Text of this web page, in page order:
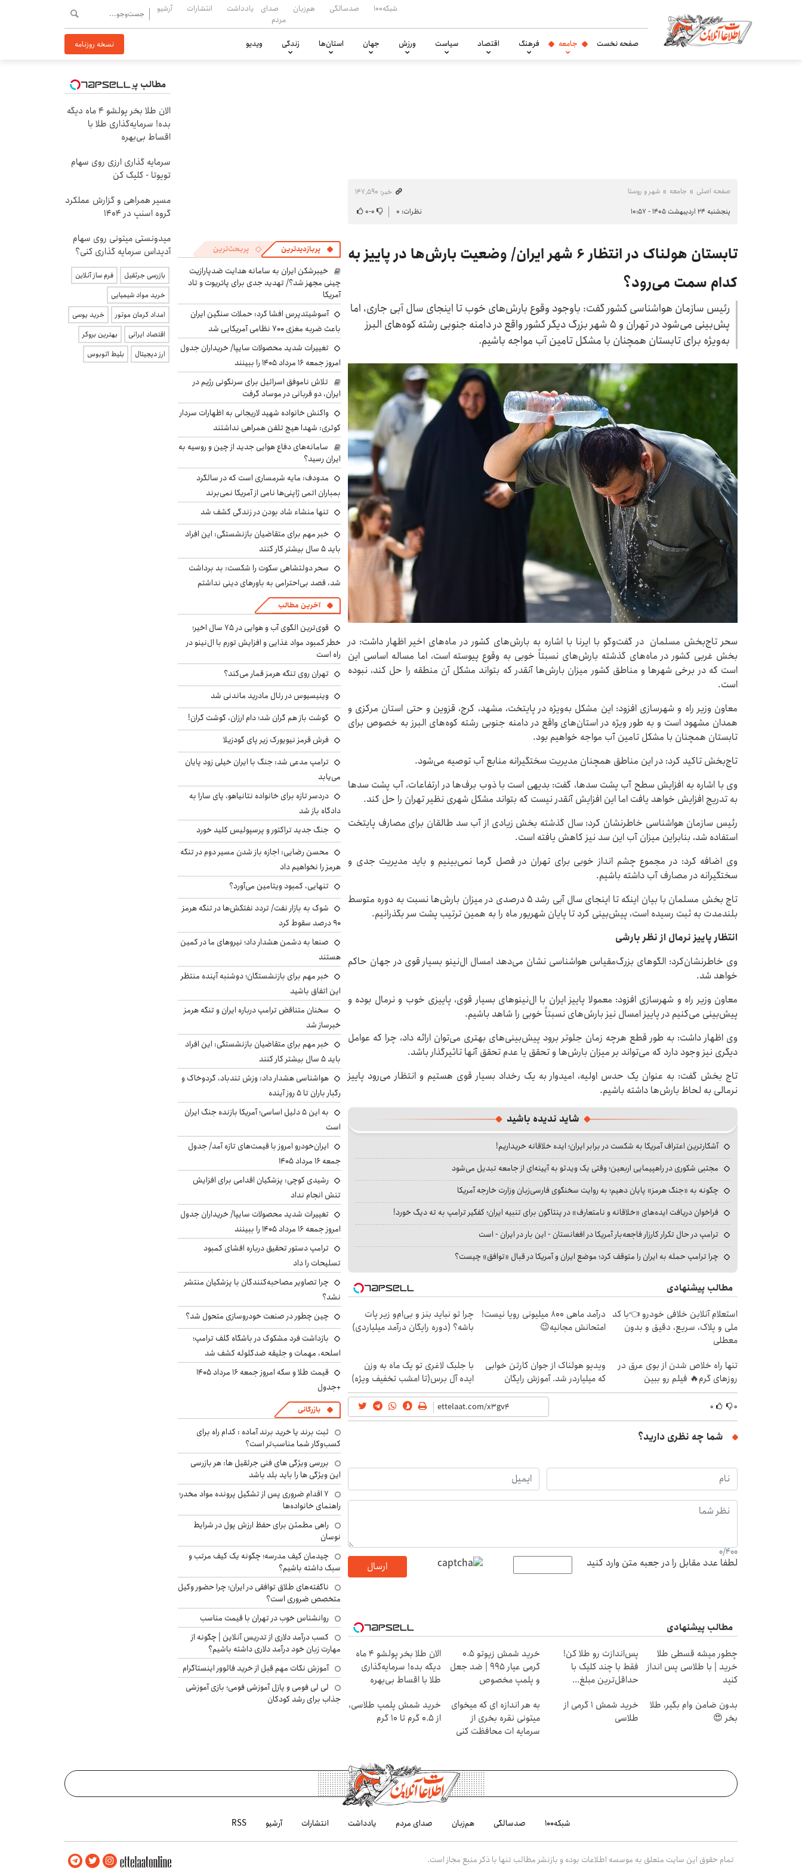
شبکه۱۰۰ صدسالگی هم‌زبان
صدای
مردم
یادداشت انتشارات آرشیو
صفحه نخست جامعه فرهنگ اقتصاد سیاست ورزش جهان استان‌ها زندگی ویدیو نسخه روزنامه
صفحه اصلی جامعه شهر و روستا
خبر: ۱۴۷٬۵۹۰
پنجشنبه ۲۴ اردیبهشت ۱۴۰۵ - ۱۰:۵۷
نظرات: ۰ ۰-۰
تابستان هولناک در انتظار ۶ شهر ایران/ وضعیت بارش‌ها در پاییز به
کدام سمت می‌رود؟
رئیس سازمان هواشناسی کشور گفت: باوجود وقوع بارش‌های خوب تا اینجای سال آبی جاری، اما
پش‌بینی می‌شود در تهران و ۵ شهر بزرگ دیگر کشور واقع در دامنه جنوبی رشته کوه‌های البرز
به‌ویژه برای تابستان همچنان با مشکل تامین آب مواجه باشیم.
سحر تاج‌بخش مسلمان در گفت‌وگو با ایرنا با اشاره به بارش‌های کشور در ماه‌های اخیر اظهار داشت: در
بخش غربی کشور در ماه‌های گذشته بارش‌های نسبتاً خوبی به وقوع پیوسته است، اما مساله اساسی این
است که در برخی شهرها و مناطق کشور میزان بارش‌ها آنقدر که بتواند مشکل آن منطقه را حل کند، نبوده
است.
معاون وزیر راه و شهرسازی افزود: این مشکل به‌ویژه در پایتخت، مشهد، کرج، قزوین و حتی استان مرکزی و
همدان مشهود است و به طور ویژه در استان‌های واقع در دامنه جنوبی رشته کوه‌های البرز به خصوص برای
تابستان همچنان با مشکل تامین آب مواجه خواهیم بود.
تاج‌بخش تاکید کرد: در این مناطق همچنان مدیریت سختگیرانه منابع آب توصیه می‌شود.
وی با اشاره به افزایش سطح آب پشت سدها، گفت: بدیهی است با ذوب برف‌ها در ارتفاعات، آب پشت سدها
به تدریج افزایش خواهد یافت اما این افزایش آنقدر نیست که بتواند مشکل شهری نظیر تهران را حل کند.
رئیس سازمان هواشناسی خاطرنشان کرد: سال گذشته بخش زیادی از آب سد طالقان برای مصارف پایتخت
استفاده شد، بنابراین میزان آب این سد نیز کاهش یافته است.
وی اضافه کرد: در مجموع چشم انداز خوبی برای تهران در فصل گرما نمی‌بینیم و باید مدیریت جدی و
سختگیرانه در مصارف آب داشته باشیم.
تاج بخش مسلمان با بیان اینکه تا اینجای سال آبی رشد ۵ درصدی در میزان بارش‌ها نسبت به دوره متوسط
بلندمدت به ثبت رسیده است، پیش‌بینی کرد تا پایان شهریور ماه را به همین ترتیب پشت سر بگذرانیم.
انتظار پاییز نرمال از نظر بارشی
وی خاطرنشان‌کرد: الگوهای بزرگ‌مقیاس هواشناسی نشان می‌دهد امسال ال‌نینو بسیار قوی در جهان حاکم
خواهد شد.
معاون وزیر راه و شهرسازی افزود: معمولا پاییز ایران با ال‌نینوهای بسیار قوی، پاییزی خوب و نرمال بوده و
پیش‌بینی می‌کنیم در پاییز امسال نیز بارش‌های نسبتاً خوبی را شاهد باشیم.
وی اظهار داشت: به طور قطع هرچه زمان جلوتر برود پیش‌بینی‌های بهتری می‌توان ارائه داد، چرا که عوامل
دیگری نیز وجود دارد که می‌تواند بر میزان بارش‌ها و تحقق یا عدم تحقق آنها تاثیرگذار باشد.
تاج بخش گفت: به عنوان یک حدس اولیه، امیدوار به یک رخداد بسیار قوی هستیم و انتظار می‌رود پاییز
نرمالی به لحاظ بارش‌ها داشته باشیم.
شاید ندیده باشید
آشکارترین اعتراف آمریکا به شکست در برابر ایران؛ ایده خلاقانه خریداریم!
مجتبی شکوری در راهپیمایی اربعین؛ وقتی یک ویدئو به آیینه‌ای از جامعه تبدیل می‌شود
چگونه به «جنگ هرمز» پایان دهیم؛ به روایت سخنگوی فارسی‌زبان وزارت خارجه آمریکا
فراخوان دریافت ایده‌های «خلاقانه و نامتعارف» در پنتاگون برای تنبیه ایران؛ کفگیر ترامپ به ته دیگ خورد!
ترامپ در حال تکرار کارزار فاجعه‌بار آمریکا در افغانستان - این بار در ایران - است
چرا ترامپ حمله به ایران را متوقف کرد؛ موضع ایران و آمریکا در قبال «توافق» چیست؟
مطالب پیشنهادی
استعلام آنلاین خلافی خودرو 👈با کد
ملی و پلاک، سریع، دقیق و بدون
معطلی
درآمد ماهی 800 میلیونی رویا نیست!
امتحانش مجانیه😉
چرا تو نباید بنز و بی‌ام‌و زیر پات
باشه؟ (دوره رایگان درآمد میلیاردی)
تنها راه خلاص شدن از بوی عرق در
روزهای گرم🔥 فیلم رو ببین
ویدیو هولناک از جوان کارتن خوابی
که میلیاردر شد. آموزش رایگان
با جلبک لاغری تو یک ماه به وزن
ایده آل برس(تا امشب تخفیف ویژه)
۰ ۰
شما چه نظری دارید؟
0/400
لطفا عدد مقابل را در جعبه متن وارد کنید ارسال
مطالب پیشنهادی
چطور میشه قسطی طلا
خرید | با طلاسی پس انداز
کنید
پس‌اندازت رو طلا کن!
فقط با چند کلیک با
حداقل‌ترین مبلغ...
خرید شمش زیوتو ۰.۵
گرمی عیار ۹۹۵ | ضد جعل
و پلمپ مخصوص
الان طلا بخر پولشو 4 ماه
دیگه بده! سرمایه‌گذاری
طلا با اقساط بی‌بهره
بدون ضامن وام بگیر، طلا
بخر 😍
خرید شمش 1 گرمی از
طلاسی
به هر اندازه ای که میخوای
میتونی نقره بخری از
سرمایه ات محافظت کنی
خرید شمش پلمپ طلاسی،
از ۰.۵ گرم تا ۱۰ گرم
پربازدیدترین پربحث‌ترین
خیبرشکن ایران به سامانه هدایت ضدپارازیت
چینی مجهز شد؟/ تهدید جدی برای پاتریوت و تاد
آمریکا
آسوشیتدپرس افشا کرد: حملات سنگین ایران
باعث ضربه مغزی ۷۰۰ نظامی آمریکایی شد
تغییرات شدید محصولات سایپا/ خریداران جدول
امروز جمعه ۱۶ مرداد ۱۴۰۵ را ببینند
تلاش ناموفق اسرائیل برای سرنگونی رژیم در
ایران، دو قربانی در موساد گرفت
واکنش خانواده شهید لاریجانی به اظهارات سردار
کوثری: شهدا هیچ تلفن همراهی نداشتند
سامانه‌های دفاع هوایی جدید از چین و روسیه به
ایران رسید؟
مدودف: مایه شرمساری است که در سالگرد
بمباران اتمی ژاپنی‌ها نامی از آمریکا نمی‌برند
تنها منشاء شاد بودن در زندگی کشف شد
خبر مهم برای متقاضیان بازنشستگی: این افراد
باید ۵ سال بیشتر کار کنند
سحر دولتشاهی سکوت را شکست: بد برداشت
شد، قصد بی‌احترامی به باورهای دینی نداشتم
آخرین مطالب
قوی‌ترین الگوی آب و هوایی در ۷۵ سال اخیر؛
خطر کمبود مواد غذایی و افزایش تورم با ال‌نینو در
راه است
تهران روی تنگه هرمز قمار می‌کند؟
وینیسیوس در رئال مادرید ماندنی شد
گوشت باز هم گران شد؛ دام ارزان، گوشت گران!
فرش قرمز نیویورک زیر پای گودزیلا
ترامپ مدعی شد: جنگ با ایران خیلی زود پایان
می‌یابد
دردسر تازه برای خانواده نتانیاهو، پای سارا به
دادگاه باز شد
جنگ جدید تراکتور و پرسپولیس کلید خورد
محسن رضایی: اجازه باز شدن مسیر دوم در تنگه
هرمز را نخواهیم داد
تنهایی، کمبود ویتامین می‌آورد؟
شوک به بازار نفت/ تردد نفتکش‌ها در تنگه هرمز
۹۰ درصد سقوط کرد
صنعا به دشمن هشدار داد؛ نیروهای ما در کمین
هستند
خبر مهم برای بازنشستگان؛ دوشنبه آینده منتظر
این اتفاق باشید
سخنان متناقض ترامپ درباره ایران و تنگه هرمز
خبرساز شد
خبر مهم برای متقاضیان بازنشستگی: این افراد
باید ۵ سال بیشتر کار کنند
هواشناسی هشدار داد: وزش تندباد، گردوخاک و
رگبار باران تا ۵ روز آینده
به این ۵ دلیل اساسی؛ آمریکا بازنده جنگ ایران
است
ایران‌خودرو امروز با قیمت‌های تازه آمد/ جدول
جمعه ۱۶ مرداد ۱۴۰۵
رشیدی کوچی: پزشکیان اقدامی برای افزایش
تنش انجام نداد
تغییرات شدید محصولات سایپا/ خریداران جدول
امروز جمعه ۱۶ مرداد ۱۴۰۵ را ببینند
ترامپ دستور تحقیق درباره افشای کمبود
تسلیحات را داد
چرا تصاویر مصاحبه‌کنندگان با پزشکیان منتشر
نشد؟
چین چطور در صنعت خودروسازی متحول شد؟
بازداشت فرد مشکوک در باشگاه گلف ترامپ؛
اسلحه، مهمات و جلیقه ضدگلوله کشف شد
قیمت طلا و سکه امروز جمعه ۱۶ مرداد ۱۴۰۵
+جدول
بازرگانی
ثبت برند یا خرید برند آماده : کدام راه برای
کسب‌وکار شما مناسب‌تر است؟
بررسی ویژگی های فنی جرثقیل ها: هر بازرسی
این ویژگی ها را باید بلد باشد
۷ اقدام ضروری پس از تشکیل پرونده مواد مخدر؛
راهنمای خانواده‌ها
راهی مطمئن برای حفظ ارزش پول در شرایط
نوسان
چیدمان کیف مدرسه؛ چگونه یک کیف مرتب و
سبک داشته باشیم؟
ناگفته‌های طلاق توافقی در ایران؛ چرا حضور وکیل
متخصص ضروری است؟
روانشناس خوب در تهران با قیمت مناسب
کسب درآمد دلاری از تدریس آنلاین | چگونه از
مهارت زبان خود درآمد دلاری داشته باشیم؟
آموزش نکات مهم قبل از خرید فالوور اینستاگرام
لی لی فومی و پازل آموزشی فومی؛ بازی آموزشی
جذاب برای رشد کودکان
مطالب پیشنهادی
الان طلا بخر پولشو 4 ماه دیگه
بده! سرمایه‌گذاری طلا با
اقساط بی‌بهره
سرمایه گذاری ارزی روی سهام
تویوتا - کلیک کن
مسیر همراهی و گزارش عملکرد
گروه اسنپ در ۱۴۰۴
میدونستی میتونی روی سهام
آدیداس سرمایه گذاری کنی؟
بازرسی جرثقیل
فرم ساز آنلاین
خرید مواد شیمیایی
امداد کرمان موتور
خرید یوسی
اقتصاد ایرانی
بهترین بروکر
ارز دیجیتال
بلیط اتوبوس
شبکه۱۰۰ صدسالگی هم‌زبان صدای مردم یادداشت انتشارات آرشیو RSS
تمام حقوق این سایت متعلق به موسسه اطلاعات بوده و بازنشر مطالب تنها با ذکر منبع مجاز است.